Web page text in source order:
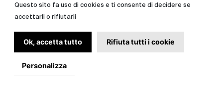
Questo sito fa uso di cookies e ti consente di decidere se
accettarli o rifiutarli
Ok, accetta tutto Rifiuta tutti i cookie
Personalizza